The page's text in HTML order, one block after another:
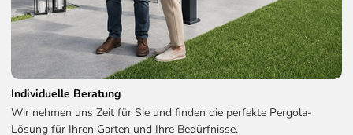
Individuelle Beratung
Wir nehmen uns Zeit für Sie und finden die perfekte Pergola-
Lösung für Ihren Garten und Ihre Bedürfnisse.